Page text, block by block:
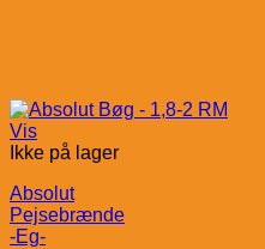
Vis
Ikke på lager
Absolut
Pejsebrænde
-Eg-